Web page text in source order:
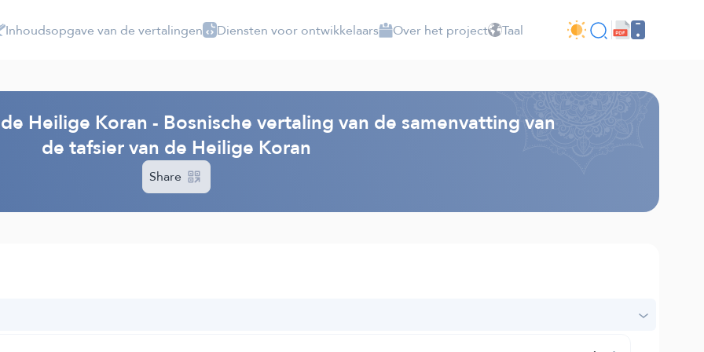
Inhoudsopgave van de vertalingen Diensten voor ontwikkelaars Over het project Taal
Heilige Koran - Bosnische vertaling van de samenvatting van
de tafsier van de Heilige Koran
Share